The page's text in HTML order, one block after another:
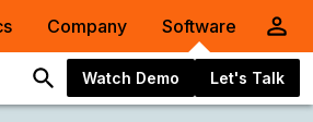
Company Software
Watch Demo Let's Talk